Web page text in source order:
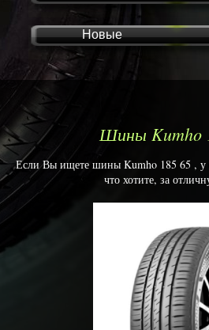
Новые
Шины Kumho
Если Вы ищете шины Kumho 185 65 , у
что хотите, за